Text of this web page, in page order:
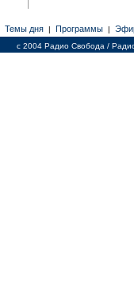
Темы дня | Программы |
c 2004 Радио Свобода /